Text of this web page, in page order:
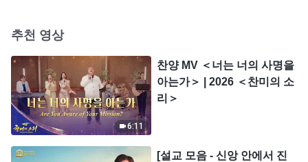
추천 영상
6:11
찬양 MV ＜너는 너의 사명을
아는가＞ | 2026 ＜찬미의 소
리＞
[설교 모음 - 신앙 안에서 진